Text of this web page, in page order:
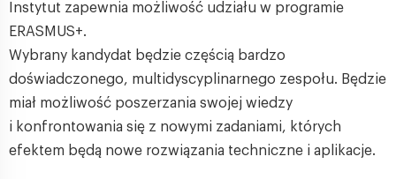
Instytut zapewnia możliwość udziału w programie
ERASMUS+.
Wybrany kandydat będzie częścią bardzo
doświadczonego, multidyscyplinarnego zespołu. Będzie
miał możliwość poszerzania swojej wiedzy
i konfrontowania się z nowymi zadaniami, których
efektem będą nowe rozwiązania techniczne i aplikacje.